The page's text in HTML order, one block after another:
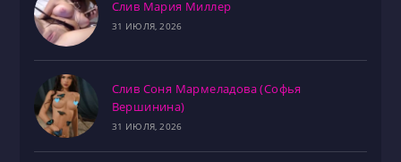
Слив Мария Миллер
31 ИЮЛЯ, 2026
Слив Соня Мармеладова (Софья
Вершинина)
31 ИЮЛЯ, 2026